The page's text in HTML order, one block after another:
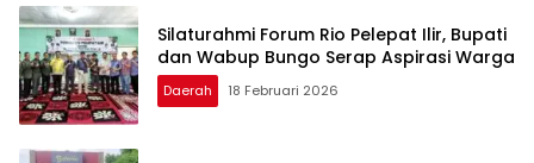
Silaturahmi Forum Rio Pelepat Ilir, Bupati
dan Wabup Bungo Serap Aspirasi Warga
Daerah 18 Februari 2026